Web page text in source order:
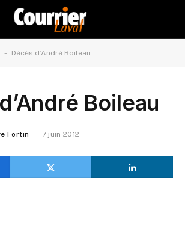
- Décès d’André Boileau
Boileau
Fortin 7 juin 2012